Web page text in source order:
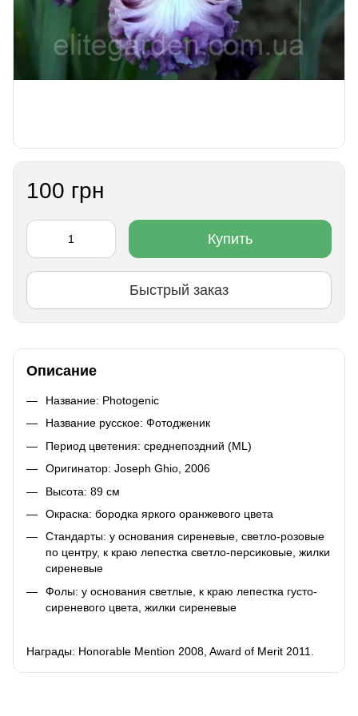
100 грн
Купить
Быстрый заказ
Описание
Название: Photogenic
Название русское: Фотодженик
Период цветения: среднепоздний (ML)
Оригинатор: Joseph Ghio, 2006
Высота: 89 см
Окраска: бородка яркого оранжевого цвета
Стандарты: у основания сиреневые, светло-розовые
по центру, к краю лепестка светло-персиковые, жилки
сиреневые
Фолы: у основания светлые, к краю лепестка густо-
сиреневого цвета, жилки сиреневые
Награды: Honorable Mention 2008, Award of Merit 2011.